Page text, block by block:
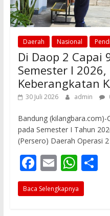
Daerah Nasional
Di Daop 2 Capai
Semester I
Keberangkatan
30 Juli 2026 admin
Bandung
pada Semester I Tahun
(Persero) Daerah Operasi
F
ac
e
E
m
ai
W
h
at
S
Baca Selengkapnya